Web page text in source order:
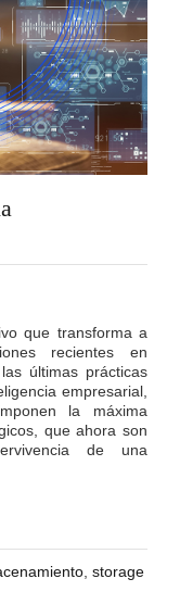
que transforma a
recientes en
últimas prácticas
empresarial,
la máxima
que ahora son
de una
storage